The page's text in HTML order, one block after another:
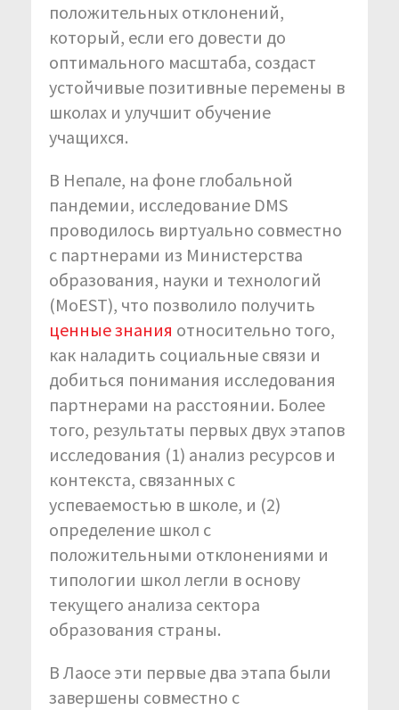
положительных отклонений,
который, если его довести до
оптимального масштаба, создаст
устойчивые позитивные перемены в
школах и улучшит обучение
учащихся.
В Непале, на фоне глобальной
пандемии, исследование DMS
проводилось виртуально совместно
с партнерами из Министерства
образования, науки и технологий
(MoEST), что позволило получить
ценные знания относительно того,
как наладить социальные связи и
добиться понимания исследования
партнерами на расстоянии. Более
того, результаты первых двух этапов
исследования (1) анализ ресурсов и
контекста, связанных с
успеваемостью в школе, и (2)
определение школ с
положительными отклонениями и
типологии школ легли в основу
текущего анализа сектора
образования страны.
В Лаосе эти первые два этапа были
завершены совместно с